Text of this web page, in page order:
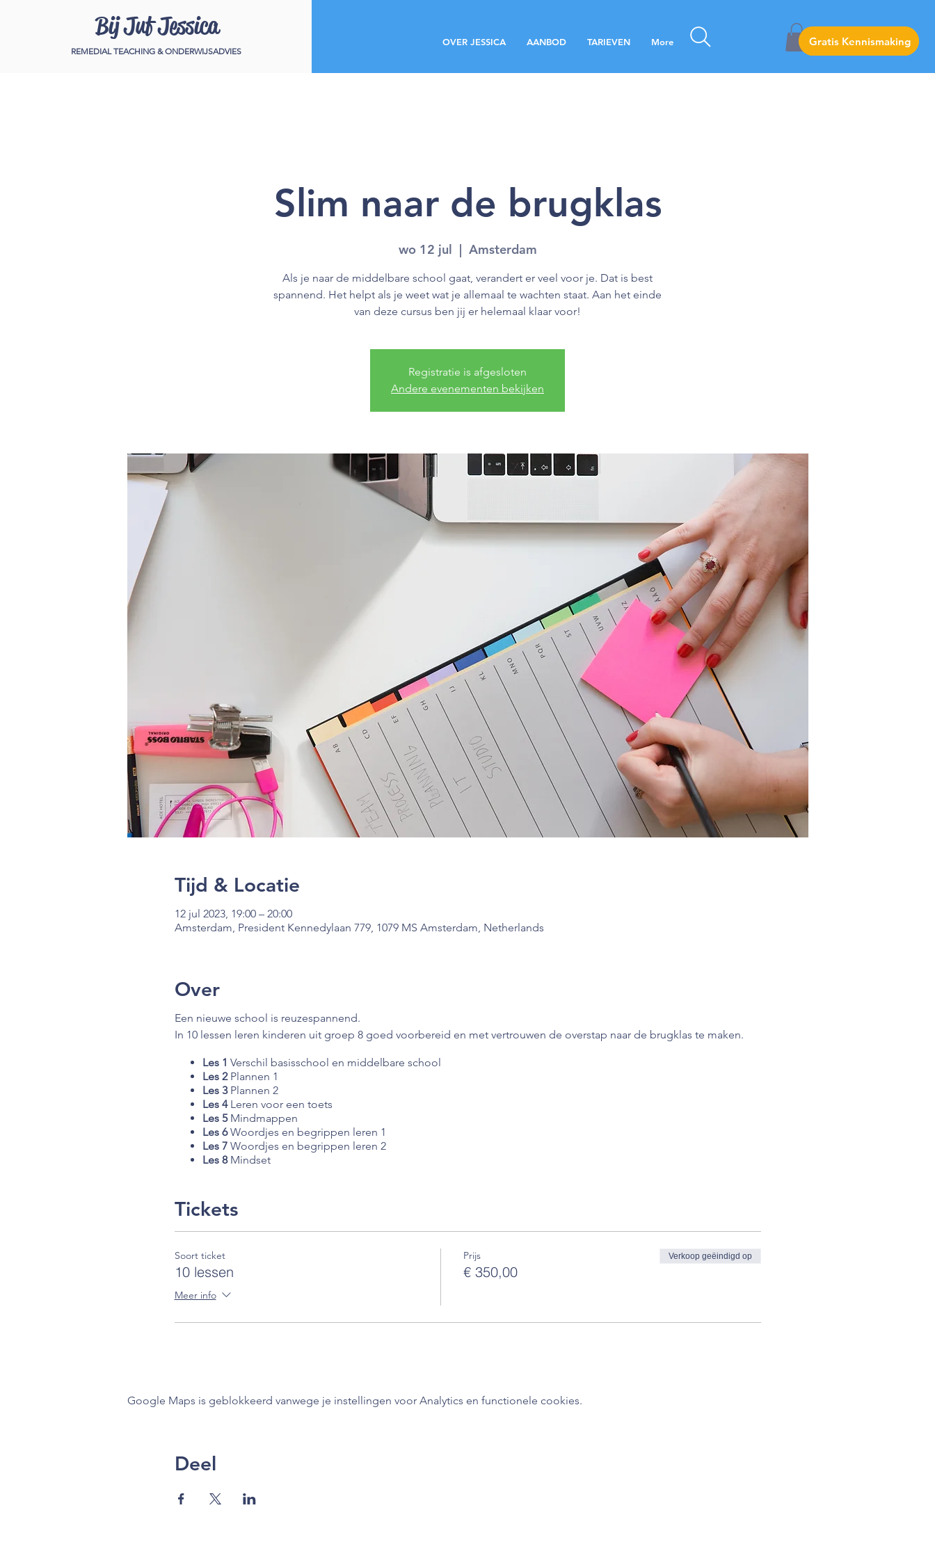
Gratis Kennismaking
Gratis Kennismaking
Bij Juf Jessica
REMEDIAL TEACHING & ONDERWIJSADVIES
OVER JESSICA AANBOD TARIEVEN More
Slim naar de brugklas
wo 12 jul
  |
Amsterdam
Als je naar de middelbare school gaat, verandert er veel voor je. Dat is best
spannend. Het helpt als je weet wat je allemaal te wachten staat. Aan het einde
van deze cursus ben jij er helemaal klaar voor!
Registratie is afgesloten
Andere evenementen bekijken
Tijd & Locatie
12 jul 2023, 19:00 – 20:00
Amsterdam, President Kennedylaan 779, 1079 MS Amsterdam, Netherlands
Over
Een nieuwe school is reuzespannend.
In 10 lessen leren kinderen uit groep 8 goed voorbereid en met vertrouwen de overstap naar de brugklas te maken.
Les 1 Verschil basisschool en middelbare school
Les 2 Plannen 1
Les 3 Plannen 2
Les 4 Leren voor een toets
Les 5 Mindmappen
Les 6Woordjes en begrippen leren 1
Les 7 Woordjes en begrippen leren 2
Les 8 Mindset
De prijs is inclusief:
een SLIM! Huiswerkplanner t.w.v. €12,50
Tickets
Soort ticket
10 lessen
Meer info
Prijs
€ 350,00
Verkoop geëindigd op
Google Maps is geblokkeerd vanwege je instellingen voor Analytics en functionele cookies.
Deel